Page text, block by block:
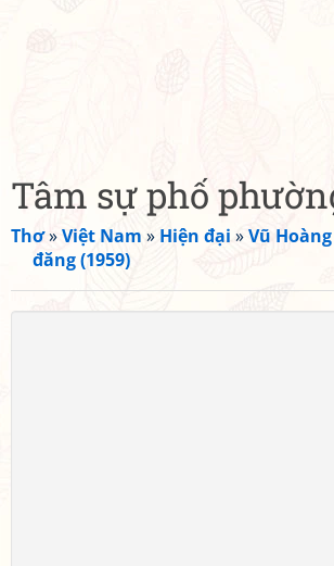
Tâm sự phố
Thơ»Việt Nam » Hiện đại »Vũ
đăng (1959)